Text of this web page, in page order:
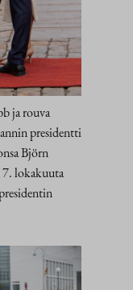
ja rouva
presidentti
Björn
7. lokakuuta